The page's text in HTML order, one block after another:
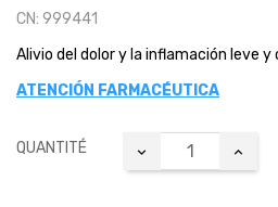
CN: 999441
Alivio del dolor y la inflamación leve
ATENCIÓN FARMACÉUTICA
QUANTITÉ